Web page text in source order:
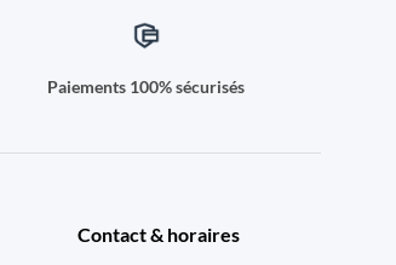
Paiements 100% sécurisés
Contact & horaires